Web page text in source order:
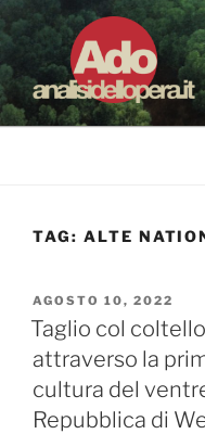
Salta
al
contenuto
ADO
Osservare le opere
TAG: ALTE
PUBBLICATO
IL
AGOSTO 10, 2022
Taglio col
attraverso la
cultura del
Repubblica di